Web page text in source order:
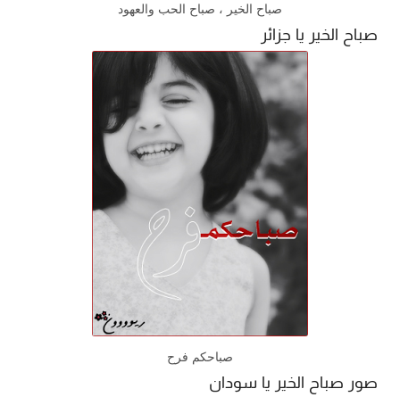
صباح الخير ، صباح الحب والعهود
صباح الخير يا جزائر
صباحكم فرح
صور صباح الخير يا سودان